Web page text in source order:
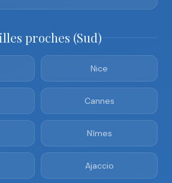
proches (Sud)
Nice
Cannes
Nîmes
Ajaccio